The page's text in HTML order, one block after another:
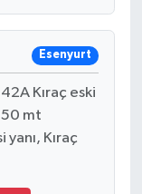
Esenyurt
Kıraç eski
mt
Kıraç